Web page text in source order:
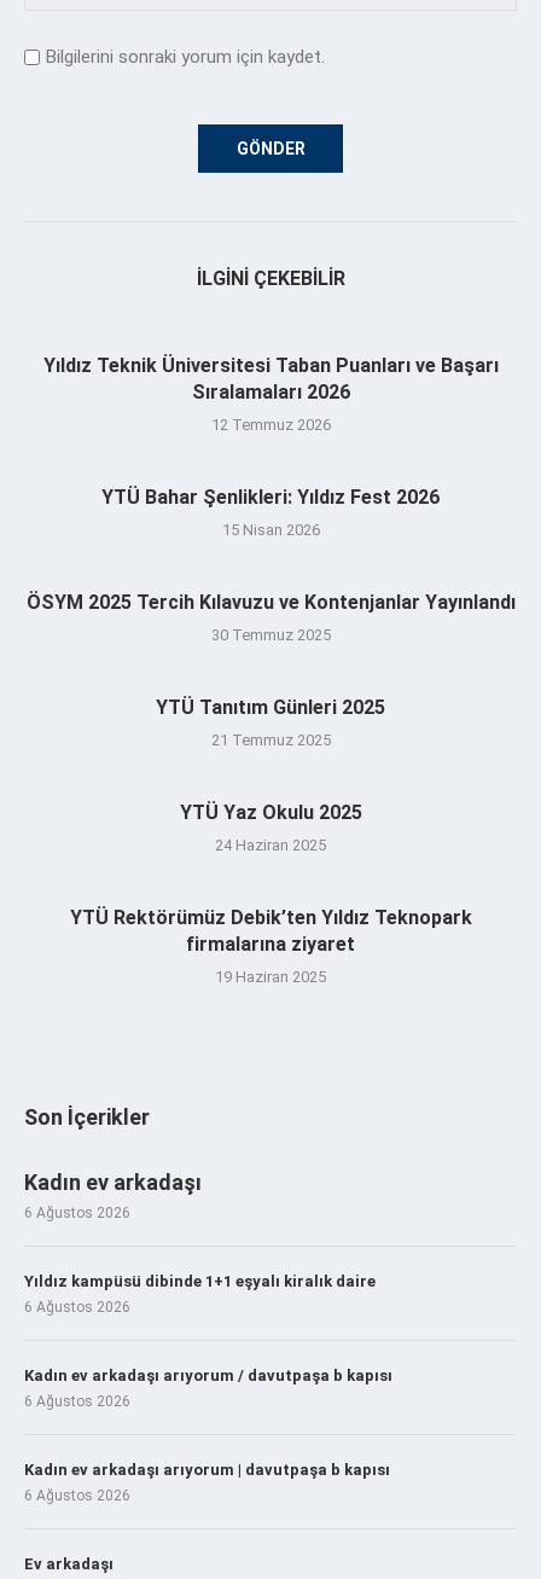
Bilgilerini sonraki yorum için kaydet.
İLGINI ÇEKEBILIR
Yıldız Teknik Üniversitesi Taban Puanları ve Başarı
Sıralamaları 2026
12 Temmuz 2026
YTÜ Bahar Şenlikleri: Yıldız Fest 2026
15 Nisan 2026
ÖSYM 2025 Tercih Kılavuzu ve Kontenjanlar Yayınlandı
30 Temmuz 2025
YTÜ Tanıtım Günleri 2025
21 Temmuz 2025
YTÜ Yaz Okulu 2025
24 Haziran 2025
YTÜ Rektörümüz Debik’ten Yıldız Teknopark
firmalarına ziyaret
19 Haziran 2025
Son İçerikler
Kadın ev arkadaşı
6 Ağustos 2026
Yıldız kampüsü dibinde 1+1 eşyalı kiralık daire
6 Ağustos 2026
Kadın ev arkadaşı arıyorum / davutpaşa b kapısı
6 Ağustos 2026
Kadın ev arkadaşı arıyorum | davutpaşa b kapısı
6 Ağustos 2026
Ev arkadaşı